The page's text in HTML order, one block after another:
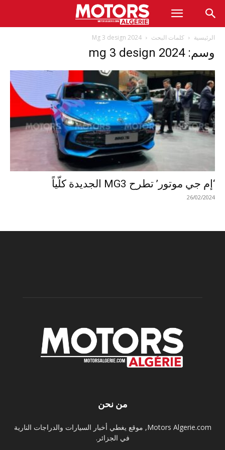
الرئيسية كلمات البحث Mg 3 design 2024
وسم: mg 3 design 2024
‘إم جي موتور’ تطرح MG3 الجديدة كلّياً
26/02/2024
من نحن
Motors Algerie.com, موقع يغطي أخبار السيارات والدراجات النارية
في الجزائر.